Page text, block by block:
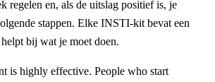
regelen en, als de uitslag positief is, je
stappen. Elke INSTI-kit bevat een
bij wat je moet doen.
is highly effective. People who start